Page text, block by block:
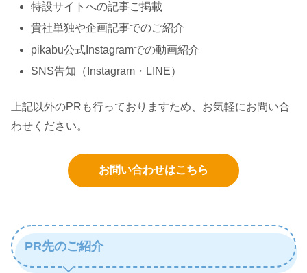
特設サイトへの記事ご掲載
貴社単独や企画記事でのご紹介
pikabu公式Instagramでの動画紹介
SNS告知（Instagram・LINE）
上記以外のPRも行っておりますため、お気軽にお問い合
わせください。
お問い合わせはこちら
PR先のご紹介